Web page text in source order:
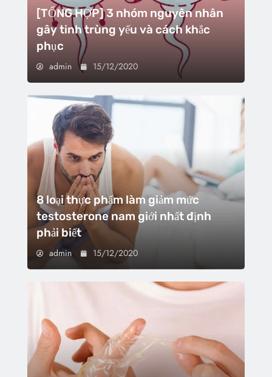
[TỔNG HỢP] 3 nhóm nguyên nhân
gây tinh trùng yếu và cách khắc
phục
admin 15/12/2020
8 loại thực phẩm làm giảm mức
testosterone nam giới nhất định
phải biết
admin 15/12/2020